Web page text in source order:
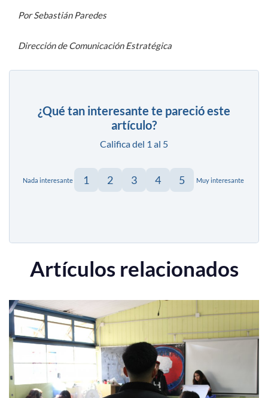
Por Sebastián Paredes
Dirección de Comunicación Estratégica
¿Qué tan interesante te pareció este
artículo?
Califica del 1 al 5
Nada interesante 1 2 3 4 5 Muy interesante
Artículos relacionados